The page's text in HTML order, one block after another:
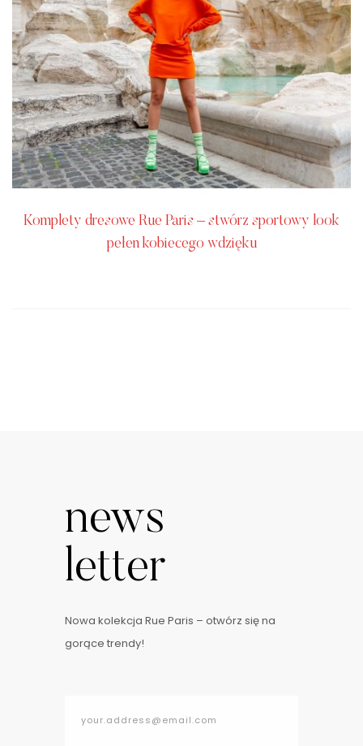
Komplety dresowe Rue Paris – stwórz sportowy look
pełen kobiecego wdzięku
news
letter
Nowa kolekcja Rue Paris – otwórz się na
gorące trendy!